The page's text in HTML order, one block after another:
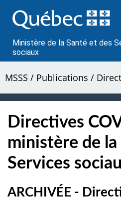
au
contenu
Ministère de la Santé et des
sociaux
MSSS / Publications /
Directives
ministère de la
Services
ARCHIVÉE -